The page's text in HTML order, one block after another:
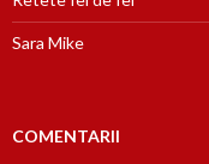
Sara Mike
COMENTARII